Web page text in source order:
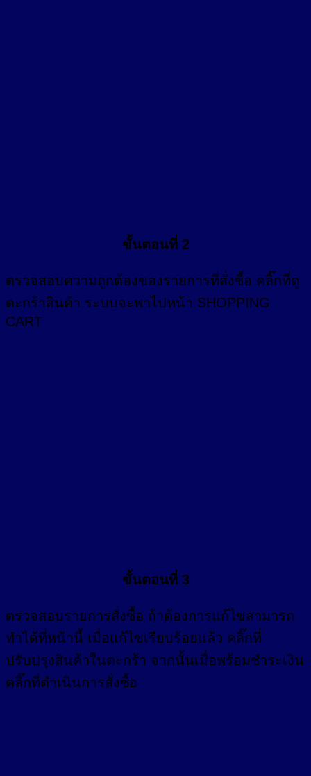
ขั้นตอนที่ 2
ตรวจสอบความถูกต้องของรายการที่สั่งซื้อ คลิ๊กที่ดู
ตะกร้าสินค้า ระบบจะพาไปหน้า SHOPPING
CART
ขั้นตอนที่ 3
ตรวจสอบรายการสั่งซื้อ ถ้าต้องการแก้ไขสามารถ
ทำได้ที่หน้านี้ เมื่อแก้ไขเรียบร้อยแล้ว คลิ๊กที่
ปรับปรุงสินค้าในตะกร้า จากนั้นเมื่อพร้อมชำระเงิน
คลิ๊กที่ดำเนินการสั่งซื้อ